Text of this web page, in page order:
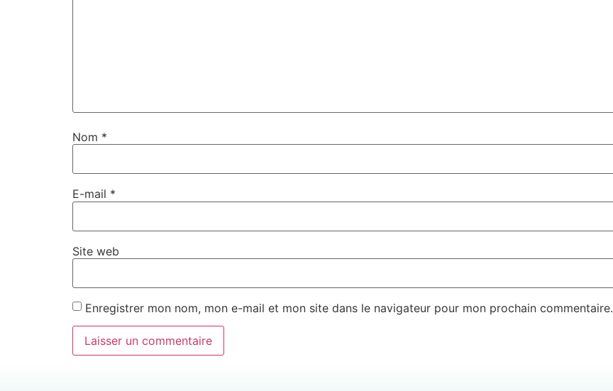
Nom *
E-mail *
Site web
Enregistrer mon nom, mon e-mail et mon site dans le navigateur pour mon prochain commentaire.